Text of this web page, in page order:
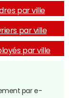
par ville
par ville
par ville
par e-